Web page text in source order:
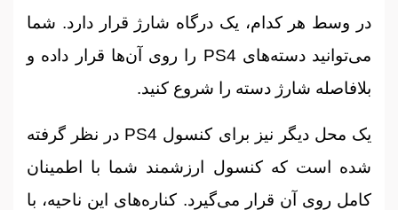
در وسط هر کدام، یک درگاه شارژ قرار دارد. شما
می‌توانید دسته‌های PS4 را روی آن‌ها قرار داده و
بلافاصله شارژ دسته را شروع کنید.
یک محل دیگر نیز برای کنسول PS4 در نظر گرفته
شده است که کنسول ارزشمند شما با اطمینان
کامل روی آن قرار می‌گیرد. کناره‌های این ناحیه، با